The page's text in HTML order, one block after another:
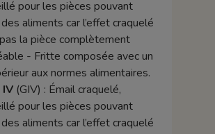
pour les pièces pouvant
aliments car l’effet craquelé
la pièce complètement
- Fritte composée avec un
aux normes alimentaires.
(GIV) : Émail craquelé,
pour les pièces pouvant
aliments car l’effet craquelé